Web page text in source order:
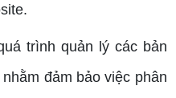
trình quản lý các bản
đảm bảo việc phân